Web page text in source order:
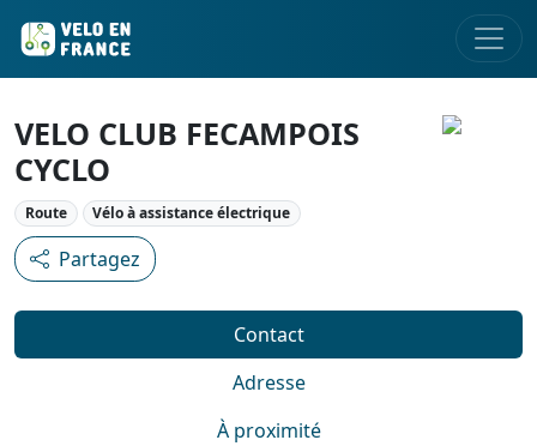
VELO CLUB FECAMPOIS
CYCLO
Route Vélo à assistance électrique
Partagez
Contact
Adresse
À proximité